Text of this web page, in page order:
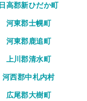
日高郡新ひだか町
河東郡士幌町
河東郡鹿追町
上川郡清水町
河西郡中札内村
広尾郡大樹町